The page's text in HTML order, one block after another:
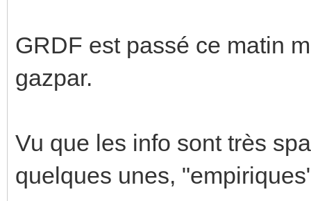
GRDF est passé ce matin
gazpar.
Vu que les info sont très
quelques unes,